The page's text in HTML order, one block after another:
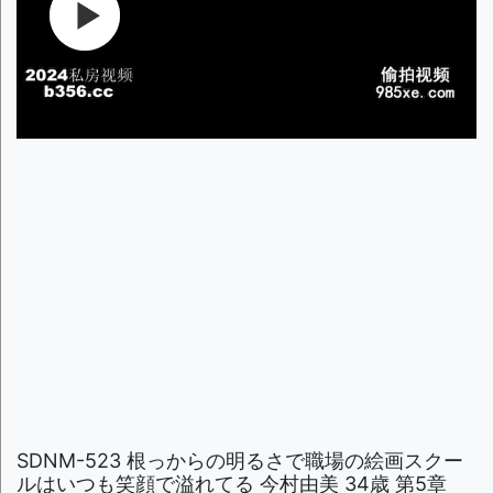
SDNM-523 根っからの明るさで職場の絵画スクー
ルはいつも笑顔で溢れてる 今村由美 34歳 第5章